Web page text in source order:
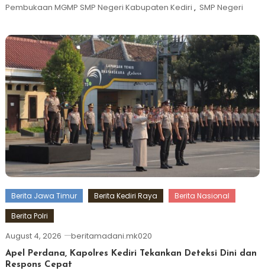
Pembukaan MGMP SMP Negeri Kabupaten Kediri , SMP Negeri
Berita Jawa Timur Berita Kediri Raya
Berita Nasional
Berita Polri
August 4, 2026 beritamadani.mk020
Apel Perdana, Kapolres Kediri Tekankan Deteksi Dini dan
Respons Cepat